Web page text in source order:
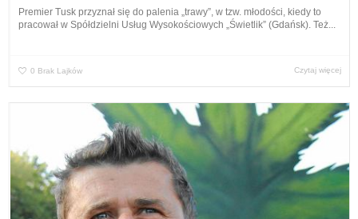
Premier Tusk przyznał się do palenia „trawy”, w tzw. młodości, kiedy to
pracował w Spółdzielni Usług Wysokościowych „Świetlik” (Gdańsk). Też...
0 Brak Lajków Czytaj więcej